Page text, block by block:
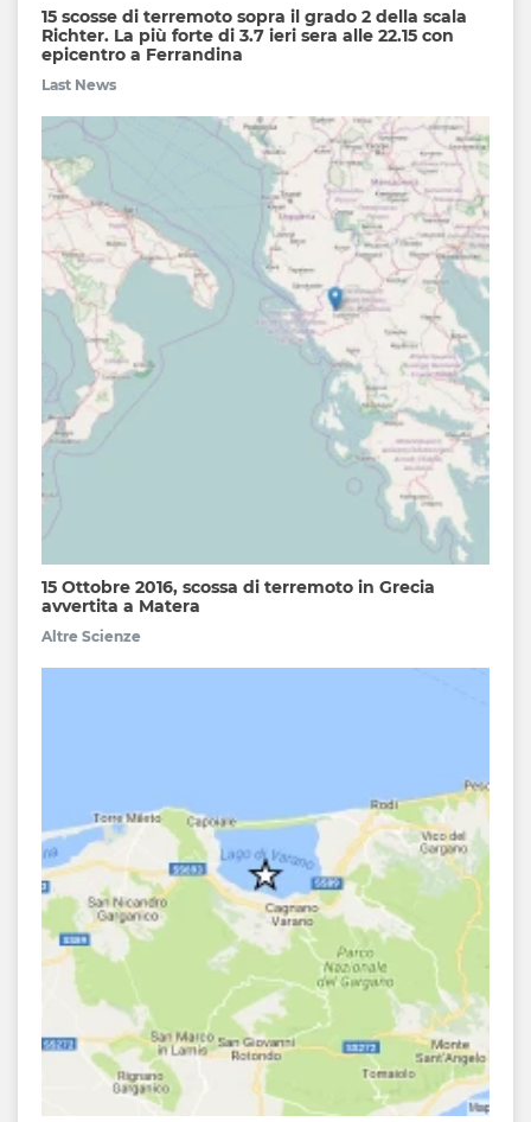
15 scosse di terremoto sopra il grado 2 della scala
Richter. La più forte di 3.7 ieri sera alle 22.15 con
epicentro a Ferrandina
Last News
15 Ottobre 2016, scossa di terremoto in Grecia
avvertita a Matera
Altre Scienze